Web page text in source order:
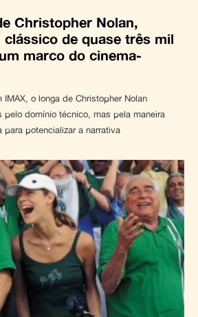
Christopher Nolan,
de quase três mil
marco do cinema-
IMAX, o longa de Christopher Nolan
pelo domínio técnico, mas pela maneira
para potencializar a narrativa